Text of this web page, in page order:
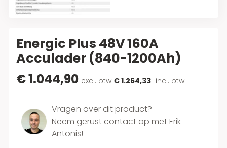
Energic Plus 48V 160A
Acculader (840-1200Ah)
€ 1.044,90 excl. btw € 1.264,33 incl. btw
Vragen over dit product?
Neem gerust contact op met Erik
Antonis!